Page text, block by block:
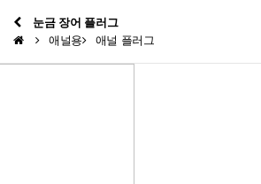
눈금 장어 플러그
애널용
애널 플러그